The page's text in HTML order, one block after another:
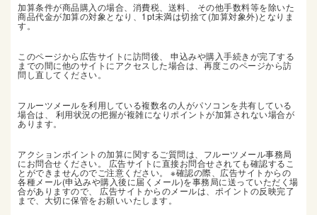
加算条件が商品購入の場合、消費税、送料、 その他手数料等を除いた
商品代金が加算の対象となり、1pt未満は切捨て(加算対象外)となりま
す。
このページから広告サイトに訪問後、 申込みや購入手続きが完了する
までの間に他のサイトにアクセスした場合は、再度このページから訪
問し直してください。
フルーツメールを利用している複数名の人がパソコンを共有している
場合は、 利用状況の把握が複雑になりポイントが加算されない場合が
あります。
アクションポイントの加算に関するご質問は、フルーツメール事務局
にお問合せください。 広告サイトに直接お問合せされても確認するこ
とができませんのでご注意ください。 ※確認の際、広告サイトからの
各種メール(申込みや購入後に届くメール)を事務局に送っていただく場
合がありますので、 広告サイトからのメールは、ポイントの反映完了
まで、大切に保管をお願いいたします。